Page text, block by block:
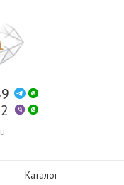
Каталог